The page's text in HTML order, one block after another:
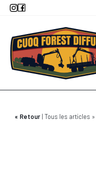
Aller
principal
Retour Tous les articles